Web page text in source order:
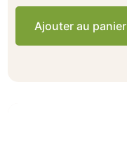
Ajouter au panier